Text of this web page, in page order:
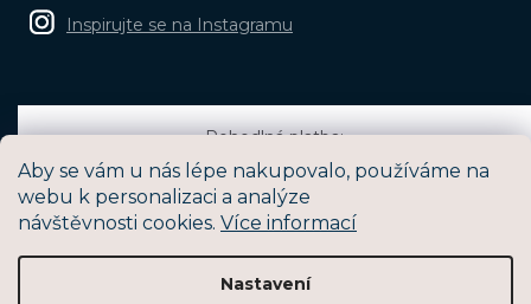
Aby se vám u nás lépe nakupovalo, používáme na
webu k personalizaci a analýze
návštěvnosti cookies. Více informací
Nastavení
Inspirujte se na Instagramu
Pohodlná platba: